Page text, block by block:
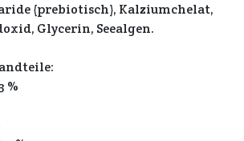
(prebiotisch), Kalziumchelat,
Glycerin, Seealgen.
%